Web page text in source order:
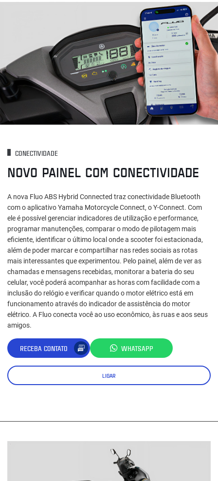
CONECTIVIDADE
NOVO PAINEL COM CONECTIVIDADE
A nova Fluo ABS Hybrid Connected traz conectividade Bluetooth
com o aplicativo Yamaha Motorcycle Connect, o Y-Connect. Com
ele é possível gerenciar indicadores de utilização e performance,
programar manutenções, comparar o modo de pilotagem mais
eficiente, identificar o último local onde a scooter foi estacionada,
além de poder marcar e compartilhar nas redes sociais as rotas
mais interessantes que experimentou. Pelo painel, além de ver as
chamadas e mensagens recebidas, monitorar a bateria do seu
celular, você poderá acompanhar as horas com facilidade com a
inclusão do relógio e verificar quando o motor elétrico está em
funcionamento através do indicador de assistência do motor
elétrico. A Fluo conecta você ao uso econômico, às ruas e aos seus
amigos.
RECEBA CONTATO WHATSAPP
LIGAR